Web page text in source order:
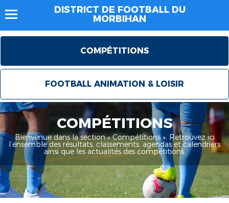
DISTRICT DE FOOTBALL DU
MORBIHAN
COMPÉTITIONS
FOOTBALL ANIMATION & LOISIR
COMPÉTITIONS
Bienvenue dans la section « Compétitions ». Retrouvez ici
l’ensemble des résultats, classements, agendas et calendriers
ainsi que les actualités des compétitions.